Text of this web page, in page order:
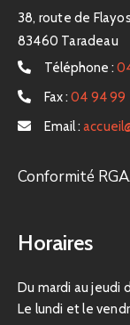
38, route de
83460 Taradeau
Téléphone :
Fax : 04 94 99
Email :
Conformité
Horaires
Du mardi au jeudi
Le lundi et le